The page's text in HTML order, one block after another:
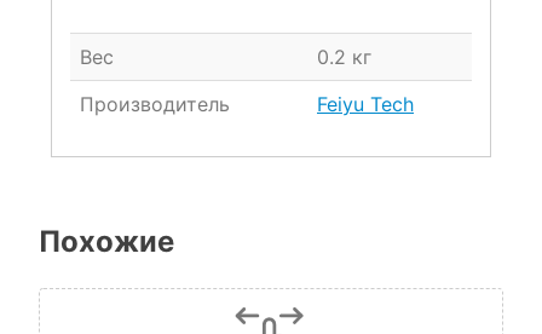
Вес
0.2 кг
Производитель
Feiyu Tech
Похожие